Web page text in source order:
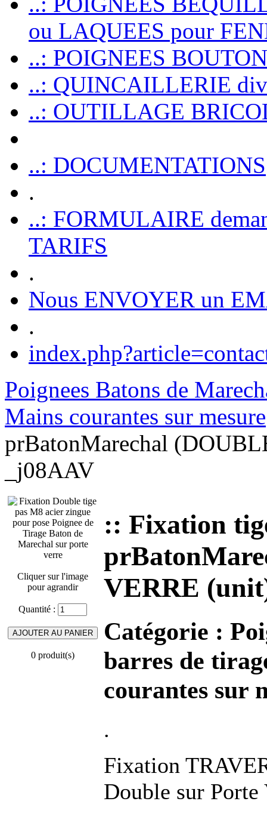
ou LAQUEES pour
..: POIGNEES
..: QUINCAILLERIE
..: OUTILLAGE
..: DOCUMENTATIONS
.
..: FORMULAIRE
TARIFS
.
Nous ENVOYER un
.
Poignees Batons de
Mains courantes sur mesure
prBatonMarechal
_j08AAV
Cliquer sur l'image
pour agrandir
Quantité :
0 produit(s)
:: Fixation
VERRE
Catégorie :
barres de
courantes sur
.
Fixation
Double sur Porte